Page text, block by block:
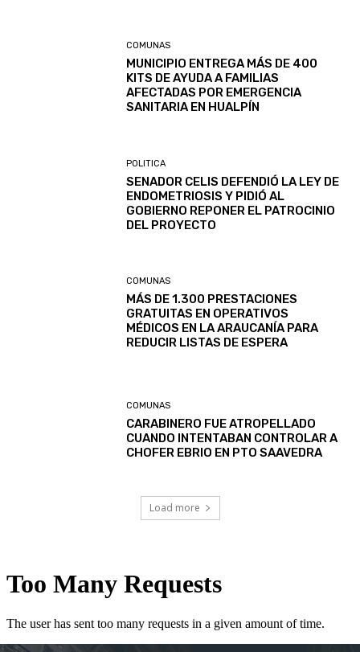
COMUNAS
MUNICIPIO ENTREGA MÁS DE 400
KITS DE AYUDA A FAMILIAS
AFECTADAS POR EMERGENCIA
SANITARIA EN HUALPÍN
POLITICA
SENADOR CELIS DEFENDIÓ LA LEY DE
ENDOMETRIOSIS Y PIDIÓ AL
GOBIERNO REPONER EL PATROCINIO
DEL PROYECTO
COMUNAS
MÁS DE 1.300 PRESTACIONES
GRATUITAS EN OPERATIVOS
MÉDICOS EN LA ARAUCANÍA PARA
REDUCIR LISTAS DE ESPERA
COMUNAS
CARABINERO FUE ATROPELLADO
CUANDO INTENTABAN CONTROLAR A
CHOFER EBRIO EN PTO SAAVEDRA
Load more